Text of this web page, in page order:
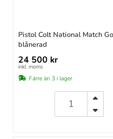
Pistol Colt National Match
blånerad
24 500 kr
inkl. moms
Färre än 3 i lager